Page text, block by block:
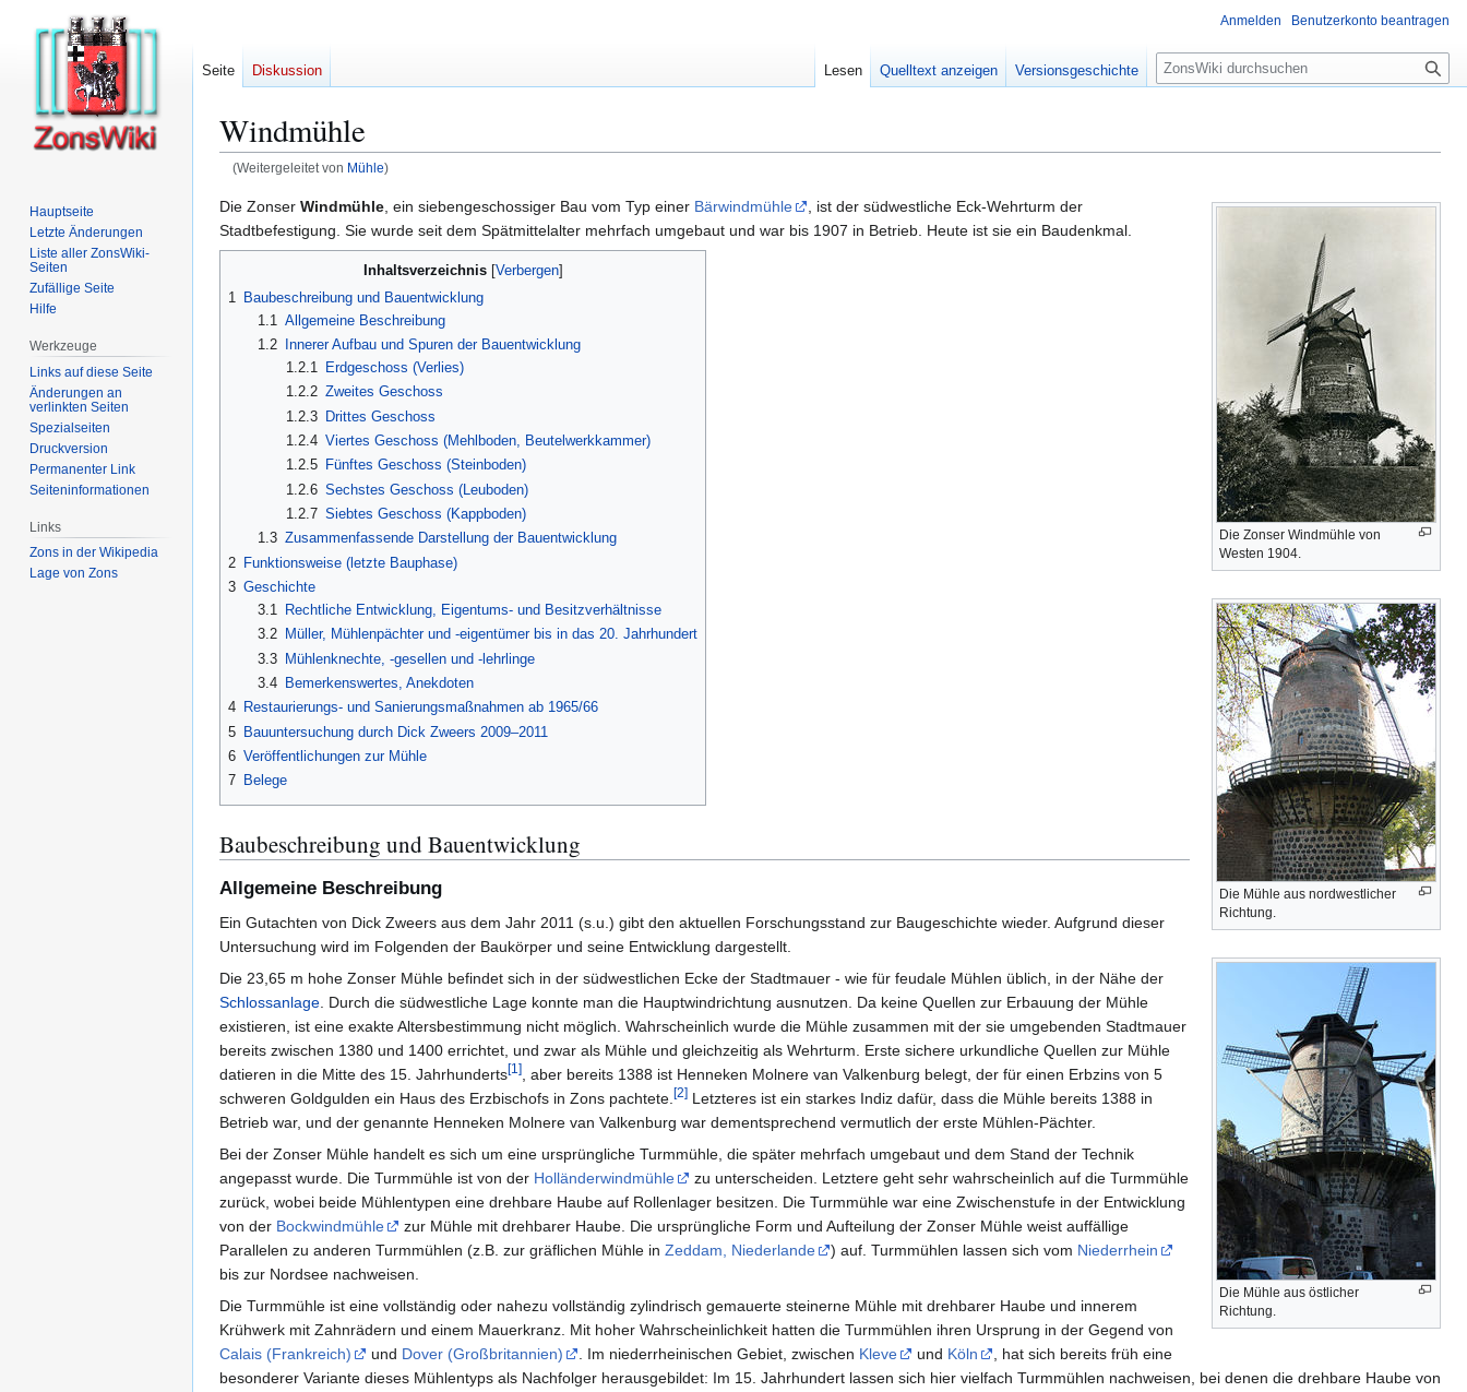
Windmühle
(Weitergeleitet von Mühle)
Zur
Navigation
springen
Zur
Suche
springen
Die Zonser Windmühle von
Westen 1904.
Die Mühle aus nordwestlicher
Richtung.
Die Mühle aus östlicher
Richtung.
Die Zonser Windmühle , ein siebengeschossiger Bau vom Typ einer Bärwindmühle
, ist der südwestliche Eck-Wehrturm der
Stadtbefestigung. Sie wurde seit dem Spätmittelalter mehrfach umgebaut und war bis 1907 in Betrieb. Heute ist sie ein Baudenkmal.
Inhaltsverzeichnis
1
Baubeschreibung und Bauentwicklung
1.1 Allgemeine Beschreibung
1.2
Innerer Aufbau und Spuren der Bauentwicklung
1.2.1
Erdgeschoss (Verlies)
1.2.2 Zweites Geschoss
1.2.3 Drittes Geschoss
1.2.4 Viertes Geschoss (Mehlboden, Beutelwerkkammer)
1.2.5 Fünftes Geschoss (Steinboden)
1.2.6 Sechstes Geschoss (Leuboden)
1.2.7 Siebtes Geschoss (Kappboden)
1.3 Zusammenfassende Darstellung der Bauentwicklung
2 Funktionsweise (letzte Bauphase)
3 Geschichte
3.1
Rechtliche Entwicklung, Eigentums- und Besitzverhältnisse
3.2
Müller, Mühlenpächter und -eigentümer bis in das 20. Jahrhundert
3.3 Mühlenknechte, -gesellen und -lehrlinge
3.4
Bemerkenswertes, Anekdoten
4 Restaurierungs- und Sanierungsmaßnahmen ab 1965/66
5 Bauuntersuchung durch Dick Zweers 2009–2011
6 Veröffentlichungen zur Mühle
7 Belege
Baubeschreibung und Bauentwicklung
Allgemeine Beschreibung
Ein Gutachten von Dick Zweers aus dem Jahr 2011 (s.u.) gibt den aktuellen Forschungsstand zur Baugeschichte wieder. Aufgrund dieser
Untersuchung wird im Folgenden der Baukörper und seine Entwicklung dargestellt.
Die 23,65 m hohe Zonser Mühle befindet sich in der südwestlichen Ecke der Stadtmauer - wie für feudale Mühlen üblich, in der Nähe der
Schlossanlage. Durch die südwestliche Lage konnte man die Hauptwindrichtung ausnutzen. Da keine Quellen zur Erbauung der Mühle
existieren, ist eine exakte Altersbestimmung nicht möglich. Wahrscheinlich wurde die Mühle zusammen mit der sie umgebenden Stadtmauer
bereits zwischen 1380 und 1400 errichtet, und zwar als Mühle und gleichzeitig als Wehrturm. Erste sichere urkundliche Quellen zur Mühle
datieren in die Mitte des 15. Jahrhunderts[1], aber bereits 1388 ist Henneken Molnere van Valkenburg belegt, der für einen Erbzins von 5
schweren Goldgulden ein Haus des Erzbischofs in Zons pachtete.[2] Letzteres ist ein starkes Indiz dafür, dass die Mühle bereits 1388 in
Betrieb war, und der genannte Henneken Molnere van Valkenburg war dementsprechend vermutlich der erste Mühlen-Pächter.
Bei der Zonser Mühle handelt es sich um eine ursprüngliche Turmmühle, die später mehrfach umgebaut und dem Stand der Technik
angepasst wurde. Die Turmmühle ist von der Holländerwindmühle
zu unterscheiden. Letztere geht sehr wahrscheinlich auf die Turmmühle
zurück, wobei beide Mühlentypen eine drehbare Haube auf Rollenlager besitzen. Die Turmmühle war eine Zwischenstufe in der Entwicklung
von der Bockwindmühle
zur Mühle mit drehbarer Haube. Die ursprüngliche Form und Aufteilung der Zonser Mühle weist auffällige
Parallelen zu anderen Turmmühlen (z.B. zur gräflichen Mühle in Zeddam, Niederlande ) auf. Turmmühlen lassen sich vom Niederrhein
bis zur Nordsee nachweisen.
Die Turmmühle ist eine vollständig oder nahezu vollständig zylindrisch gemauerte steinerne Mühle mit drehbarer Haube und innerem
Krühwerk mit Zahnrädern und einem Mauerkranz. Mit hoher Wahrscheinlichkeit hatten die Turmmühlen ihren Ursprung in der Gegend von
Calais (Frankreich)
und Dover (Großbritannien) . Im niederrheinischen Gebiet, zwischen Kleve und Köln
, hat sich bereits früh eine
besonderer Variante dieses Mühlentyps als Nachfolger herausgebildet: Im 15. Jahrhundert lassen sich hier vielfach Turmmühlen nachweisen, bei denen die drehbare Haube von
Anmelden Benutzerkonto beantragen
Seite Diskussion Lesen Quelltext anzeigen Versionsgeschichte
S
u
e
Hauptseite
Letzte Änderungen
Liste aller ZonsWiki-
Seiten
Zufällige Seite
Hilfe
Werkzeuge
Links auf diese Seite
Änderungen an
verlinkten Seiten
Spezialseiten
Druckversion
Permanenter Link
Seiten­­informationen
Links
Zons in der Wikipedia
Lage von Zons